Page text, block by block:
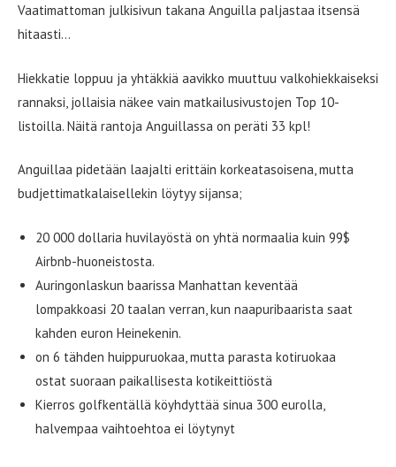
Vaatimattoman julkisivun takana Anguilla paljastaa itsensä
hitaasti…
Hiekkatie loppuu ja yhtäkkiä aavikko muuttuu valkohiekkaiseksi
rannaksi, jollaisia näkee vain matkailusivustojen Top 10-
listoilla. Näitä rantoja Anguillassa on peräti 33 kpl!
Anguillaa pidetään laajalti erittäin korkeatasoisena, mutta
budjettimatkalaisellekin löytyy sijansa;
20 000 dollaria huvilayöstä on yhtä normaalia kuin 99$
Airbnb-huoneistosta.
Auringonlaskun baarissa Manhattan keventää
lompakkoasi 20 taalan verran, kun naapuribaarista saat
kahden euron Heinekenin.
on 6 tähden huippuruokaa, mutta parasta kotiruokaa
ostat suoraan paikallisesta kotikeittiöstä
Kierros golfkentällä köyhdyttää sinua 300 eurolla,
halvempaa vaihtoehtoa ei löytynyt